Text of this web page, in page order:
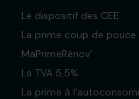
Le dispositif des CEE
La prime coup de pouce
MaPrimeRénov’
La TVA 5,5%
La prime à